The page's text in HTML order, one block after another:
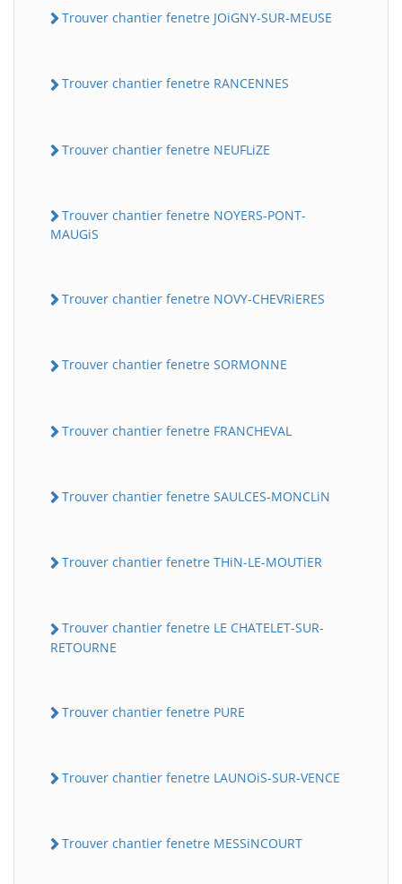
Trouver chantier fenetre JOiGNY-SUR-MEUSE
Trouver chantier fenetre RANCENNES
Trouver chantier fenetre NEUFLiZE
Trouver chantier fenetre NOYERS-PONT-
MAUGiS
Trouver chantier fenetre NOVY-CHEVRiERES
Trouver chantier fenetre SORMONNE
Trouver chantier fenetre FRANCHEVAL
Trouver chantier fenetre SAULCES-MONCLiN
Trouver chantier fenetre THiN-LE-MOUTiER
Trouver chantier fenetre LE CHATELET-SUR-
RETOURNE
Trouver chantier fenetre PURE
Trouver chantier fenetre LAUNOiS-SUR-VENCE
Trouver chantier fenetre MESSiNCOURT